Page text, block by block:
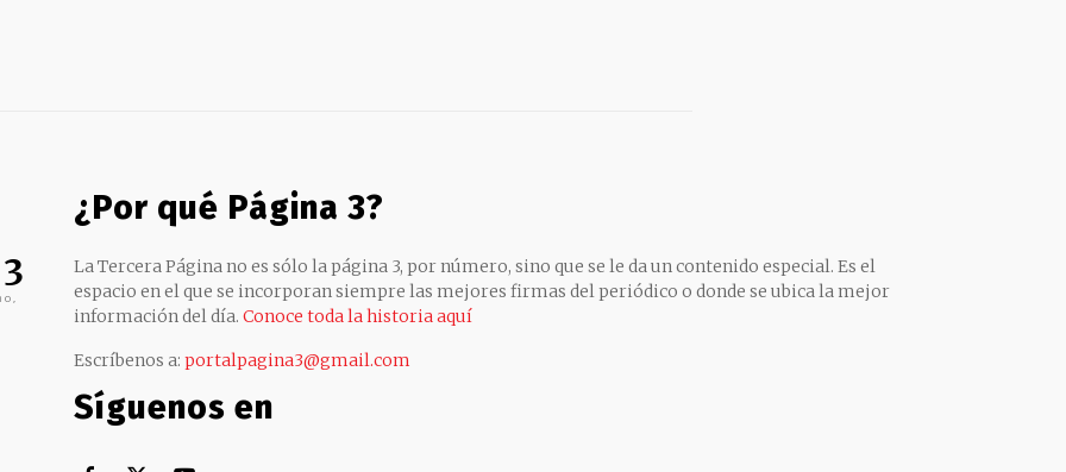
¿Por qué Página 3?
La Tercera Página no es sólo la página 3, por número, sino que se le da un contenido especial. Es el
espacio en el que se incorporan siempre las mejores firmas del periódico o donde se ubica la mejor
información del día. Conoce toda la historia aquí
Escríbenos a: portalpagina3@gmail.com
Síguenos en